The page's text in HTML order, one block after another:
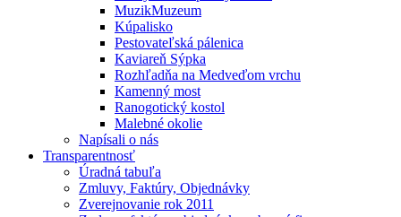
MuzikMuzeum
Kúpalisko
Pestovateľská pálenica
Kaviareň Sýpka
Rozhľadňa na Medveďom vrchu
Kamenný most
Ranogotický kostol
Malebné okolie
Napísali o nás
Transparentnosť
Úradná tabuľa
Zmluvy, Faktúry, Objednávky
Zverejnovanie rok 2011